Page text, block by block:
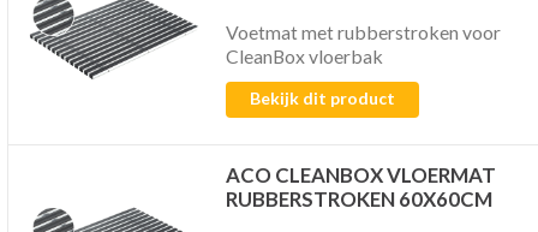
Voetmat met rubberstroken voor
CleanBox vloerbak
Bekijk dit product
ACO CLEANBOX VLOERMAT
RUBBERSTROKEN 60X60CM